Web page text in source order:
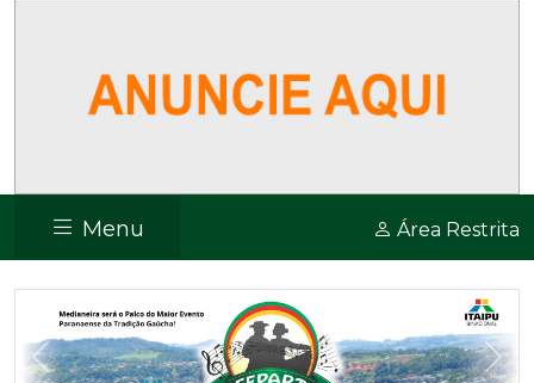
Menu Área Restrita
Previous